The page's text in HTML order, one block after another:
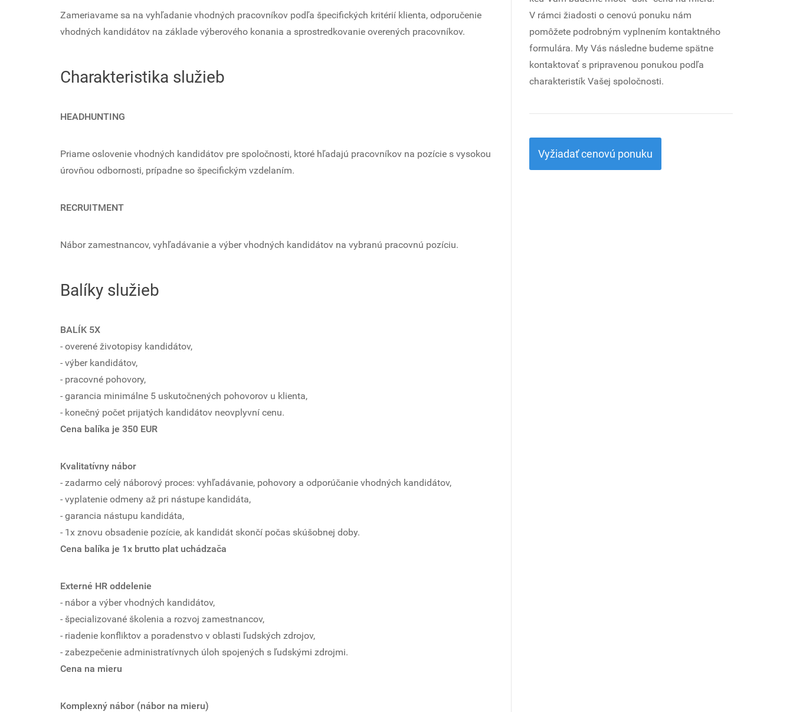
Zameriavame sa na vyhľadanie vhodných pracovníkov podľa špecifických kritérií klienta, odporučenie
vhodných kandidátov na základe výberového konania a sprostredkovanie overených pracovníkov.
Charakteristika služieb
HEADHUNTING
Priame oslovenie vhodných kandidátov pre spoločnosti, ktoré hľadajú pracovníkov na pozície s vysokou
úrovňou odbornosti, prípadne so špecifickým vzdelaním.
RECRUITMENT
Nábor zamestnancov, vyhľadávanie a výber vhodných kandidátov na vybranú pracovnú pozíciu.
Balíky služieb
BALÍK 5X
- overené životopisy kandidátov,
- výber kandidátov,
- pracovné pohovory,
- garancia minimálne 5 uskutočnených pohovorov u klienta,
- konečný počet prijatých kandidátov neovplyvní cenu.
Cena balíka je 350 EUR
Kvalitatívny nábor
- zadarmo celý náborový proces: vyhľadávanie, pohovory a odporúčanie vhodných kandidátov,
- vyplatenie odmeny až pri nástupe kandidáta,
- garancia nástupu kandidáta,
- 1x znovu obsadenie pozície, ak kandidát skončí počas skúšobnej doby.
Cena balíka je 1x brutto plat uchádzača
Externé HR oddelenie
- nábor a výber vhodných kandidátov,
- špecializované školenia a rozvoj zamestnancov,
- riadenie konfliktov a poradenstvo v oblasti ľudských zdrojov,
- zabezpečenie administratívnych úloh spojených s ľudskými zdrojmi.
Cena na mieru
Komplexný nábor (nábor na mieru)
V rámci žiadosti o cenovú ponuku nám
pomôžete podrobným vyplnením kontaktného
formulára. My Vás následne budeme spätne
kontaktovať s pripravenou ponukou podľa
charakteristík Vašej spoločnosti.
Vyžiadať cenovú ponuku